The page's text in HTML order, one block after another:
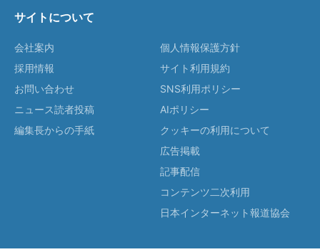
サイトについて
会社案内
採用情報
お問い合わせ
ニュース読者投稿
編集長からの手紙
個人情報保護方針
サイト利用規約
SNS利用ポリシー
AIポリシー
クッキーの利用について
広告掲載
記事配信
コンテンツ二次利用
日本インターネット報道協会